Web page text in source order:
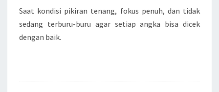
Saat kondisi pikiran tenang, fokus penuh, dan tidak
sedang terburu-buru agar setiap angka bisa dicek
dengan baik.